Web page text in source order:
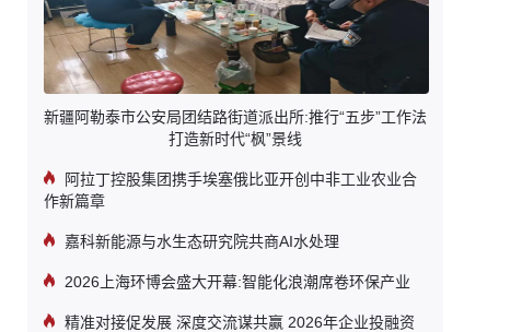
新疆阿勒泰市公安局团结路街道派出所:推行“五步”工作法
打造新时代“枫”景线
阿拉丁控股集团携手埃塞俄比亚开创中非工业农业合
作新篇章
嘉科新能源与水生态研究院共商AI水处理
2026上海环博会盛大开幕:智能化浪潮席卷环保产业
精准对接促发展 深度交流谋共赢 2026年企业投融资